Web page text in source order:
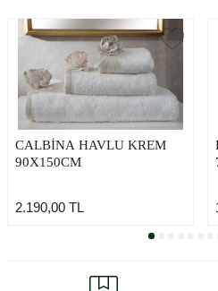
CALBİNA HAVLU KREM
90X150CM
2.190,00 TL